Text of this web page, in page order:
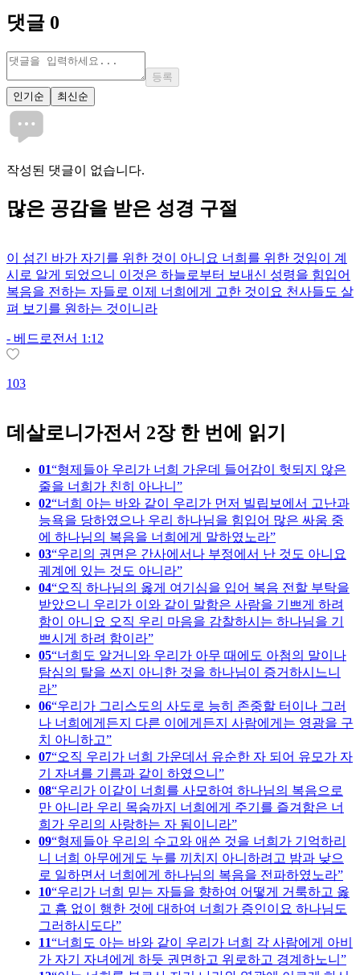
댓글 0
등록
인기순
최신순
작성된 댓글이 없습니다.
많은 공감을 받은 성경 구절
이 섬긴 바가 자기를 위한 것이 아니요 너희를 위한 것임이 계
시로 알게 되었으니 이것은 하늘로부터 보내신 성령을 힘입어
복음을 전하는 자들로 이제 너희에게 고한 것이요 천사들도 살
펴 보기를 원하는 것이니라
- 베드로전서 1:12
103
데살로니가전서 2장 한 번에 읽기
01 형제들아 우리가 너희 가운데 들어감이 헛되지 않은
줄을 너희가 친히 아나니
02 너희 아는 바와 같이 우리가 먼저 빌립보에서 고난과
능욕을 당하였으나 우리 하나님을 힘입어 많은 싸움 중
에 하나님의 복음을 너희에게 말하였노라
03 우리의 권면은 간사에서나 부정에서 난 것도 아니요
궤계에 있는 것도 아니라
04 오직 하나님의 옳게 여기심을 입어 복음 전할 부탁을
받았으니 우리가 이와 같이 말함은 사람을 기쁘게 하려
함이 아니요 오직 우리 마음을 감찰하시는 하나님을 기
쁘시게 하려 함이라
05 너희도 알거니와 우리가 아무 때에도 아첨의 말이나
탐심의 탈을 쓰지 아니한 것을 하나님이 증거하시느니
라
06 우리가 그리스도의 사도로 능히 존중할 터이나 그러
나 너희에게든지 다른 이에게든지 사람에게는 영광을 구
치 아니하고
07 오직 우리가 너희 가운데서 유순한 자 되어 유모가 자
기 자녀를 기름과 같이 하였으니
08 우리가 이같이 너희를 사모하여 하나님의 복음으로
만 아니라 우리 목숨까지 너희에게 주기를 즐겨함은 너
희가 우리의 사랑하는 자 됨이니라
09 형제들아 우리의 수고와 애쓴 것을 너희가 기억하리
니 너희 아무에게도 누를 끼치지 아니하려고 밤과 낮으
로 일하면서 너희에게 하나님의 복음을 전파하였노라
10 우리가 너희 믿는 자들을 향하여 어떻게 거룩하고 옳
고 흠 없이 행한 것에 대하여 너희가 증인이요 하나님도
그러하시도다
11 너희도 아는 바와 같이 우리가 너희 각 사람에게 아비
가 자기 자녀에게 하듯 권면하고 위로하고 경계하노니